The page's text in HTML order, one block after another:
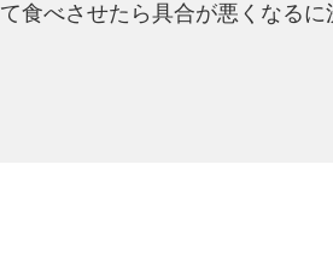
食べさせたら具合が悪くなるに